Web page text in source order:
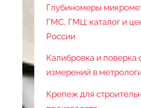
Глубиномеры
ГМС, ГМЦ: каталог и
России
Калибровка и поверка
измерений в
Крепеж для